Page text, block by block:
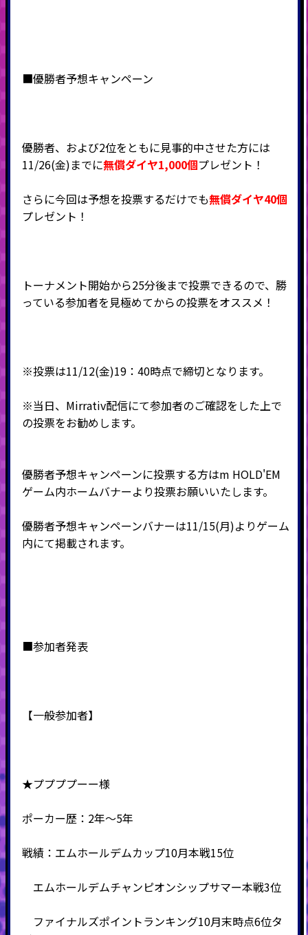
■優勝者予想キャンペーン
優勝者、および2位をともに見事的中させた方には
11/26(金)までに無償ダイヤ1,000個プレゼント！
さらに今回は予想を投票するだけでも無償ダイヤ40個
プレゼント！
トーナメント開始から25分後まで投票できるので、勝
っている参加者を見極めてからの投票をオススメ！
※投票は11/12(金)19：40時点で締切となります。
※当日、Mirrativ配信にて参加者のご確認をした上で
の投票をお勧めします。
優勝者予想キャンペーンに投票する方はm HOLD'EM
ゲーム内ホームバナーより投票お願いいたします。
優勝者予想キャンペーンバナーは11/15(月)よりゲーム
内にて掲載されます。
■参加者発表
【一般参加者】
★ププププーー様
ポーカー歴：2年～5年
戦績：エムホールデムカップ10月本戦15位
エムホールデムチャンピオンシップサマー本戦3位
ファイナルズポイントランキング10月末時点6位タ